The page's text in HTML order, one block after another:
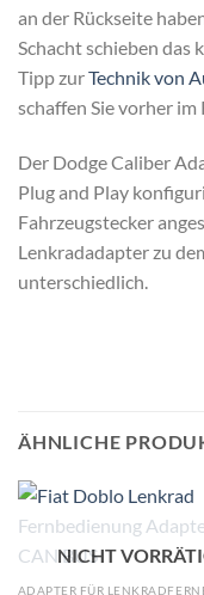
an der Rückseite
Schacht schieben das
Tipp zurTechnik von
schaffen Sie vorher im
Der Dodge Caliber
Plug and Play
Fahrzeugstecker
Lenkradadapter zu
unterschiedlich.
ÄHNLICHE
NICHT